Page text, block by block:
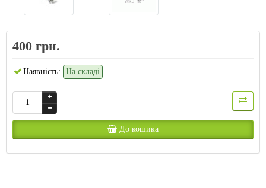
400 грн.
Наявність: На складі
До кошика